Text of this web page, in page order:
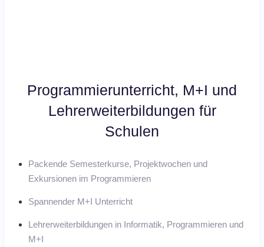
Programmierunterricht, M+I und
Lehrerweiterbildungen für
Schulen
Packende Semesterkurse, Projektwochen und
Exkursionen im Programmieren
Spannender M+I Unterricht
Lehrerweiterbildungen in Informatik, Programmieren und
M+I